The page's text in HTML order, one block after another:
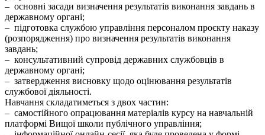
– основні засади визначення результатів виконання завдань в
державному органі;
– підготовка службою управління персоналом проєкту наказу
(розпорядження) про визначення результатів виконання
завдань;
– консультативний супровід державних службовців в
державному органі;
– затвердження висновку щодо оцінювання результатів
службової діяльності.
Навчання складатиметься з двох частин:
– самостійного опрацювання матеріалів курсу на навчальній
платформі Вищої школи публічного управління;